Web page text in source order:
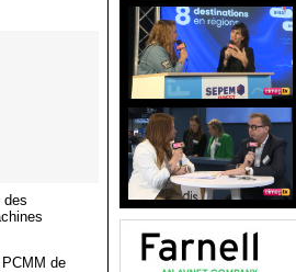
des
de